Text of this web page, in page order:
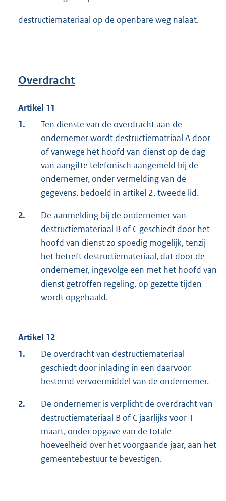
destructiemateriaal op de openbare weg nalaat.
Overdracht
Artikel 11
1.
Ten dienste van de overdracht aan de
ondernemer wordt destructiematriaal A door
of vanwege het hoofd van dienst op de dag
van aangifte telefonisch aangemeld bij de
ondernemer, onder vermelding van de
gegevens, bedoeld in artikel 2, tweede lid.
2.
De aanmelding bij de ondernemer van
destructiemateriaal B of C geschiedt door het
hoofd van dienst zo spoedig mogelijk, tenzij
het betreft destructiemateriaal, dat door de
ondernemer, ingevolge een met het hoofd van
dienst getroffen regeling, op gezette tijden
wordt opgehaald.
Artikel 12
1.
De overdracht van destructiemateriaal
geschiedt door inlading in een daarvoor
bestemd vervoermiddel van de ondernemer.
2.
De ondernemer is verplicht de overdracht van
destructiemateriaal B of C jaarlijks voor 1
maart, onder opgave van de totale
hoeveelheid over het voorgaande jaar, aan het
gemeentebestuur te bevestigen.